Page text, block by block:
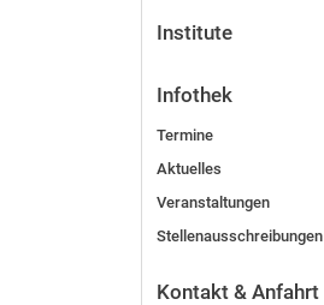
Institute
Infothek
Termine
Aktuelles
Veranstaltungen
Stellenausschreibungen
Kontakt & Anfahrt